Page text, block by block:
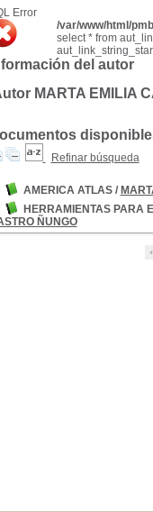
Error
/var/www/html/
select * from
del autor
MARTA EMILIA
Refinar búsqueda
AMERICA ATLAS/
HERRAMIENTAS PARA
ÑUNGO